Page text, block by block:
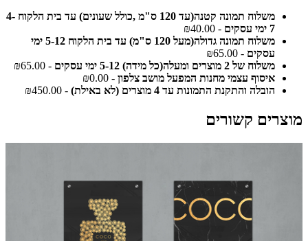
משלוח תמונה קטנה(עד 120 ס"מ ,כולל שעונים) עד בית הלקוח 4-
7 ימי עסקים
- ₪40.00
משלוח תמונה גדולה(מעל 120 ס"מ) עד בית הלקוח 5-12 ימי
עסקים - ₪65.00
משלוח של 2 מוצרים ומעלה(כל מידה) 5-12 ימי עסקים
- ₪65.00
איסוף עצמי מחנות המפעל מושב צלפון - ₪0.00
הובלה והתקנת התמונות עד 4 מוצרים (לא באילת)
- ₪450.00
מוצרים קשורים